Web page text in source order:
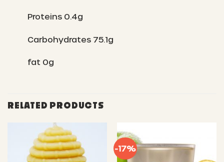
Proteins 0.4g
Carbohydrates 75.1g
fat 0g
RELATED PRODUCTS
-17%